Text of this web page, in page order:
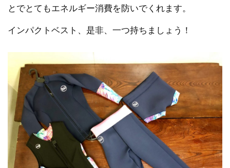
とでとてもエネルギー消費を防いでくれます。
インパクトベスト、是非、一つ持ちましょう！